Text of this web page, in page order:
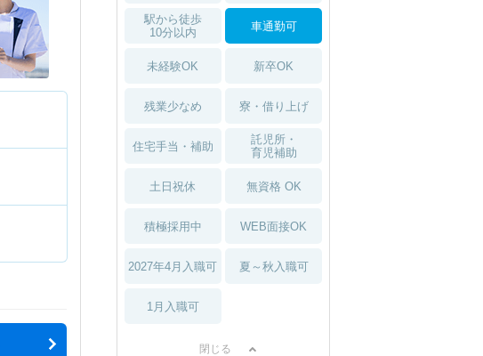
駅から徒歩
10分以内
車通勤可
未経験OK 新卒OK
残業少なめ 寮・借り上げ
住宅手当・補助
託児所・
育児補助
土日祝休 無資格 OK
積極採用中 WEB面接OK
2027年4月入職可 夏～秋入職可
1月入職可
閉じる